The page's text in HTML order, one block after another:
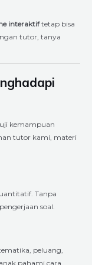
interaktiftetap bisa
tutor, tanya
kemampuan
tutor kami, materi
Tanpa
soal.
peluang,
pahami cara